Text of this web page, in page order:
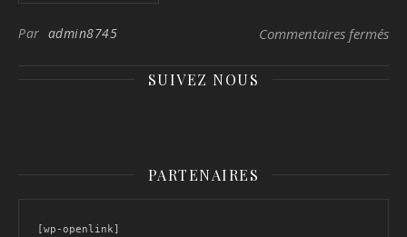
Par admin8745 Commentaires fermés
SUIVEZ NOUS
PARTENAIRES
[wp-openlink]